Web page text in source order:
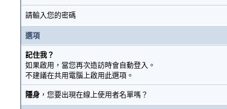
請輸入您的密碼
選項
記住我？
如果啟用，當您再次造訪時會自動登入。
不建議在共用電腦上啟用此選項。
隱身，您要出現在線上使用者名單嗎？